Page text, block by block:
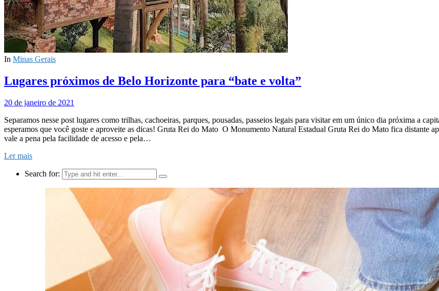
In Minas Gerais
Lugares próximos de Belo Horizonte para “bate e volta”
20 de janeiro de 2021
Separamos nesse post lugares como trilhas, cachoeiras, parques, pousadas, passeios legais para visitar em um único dia próxima a
esperamos que você goste e aproveite as dicas! Gruta Rei do Mato O Monumento Natural Estadual Gruta Rei do Mato fica distante
vale a pena pela facilidade de acesso e pela…
Ler mais
Search for: